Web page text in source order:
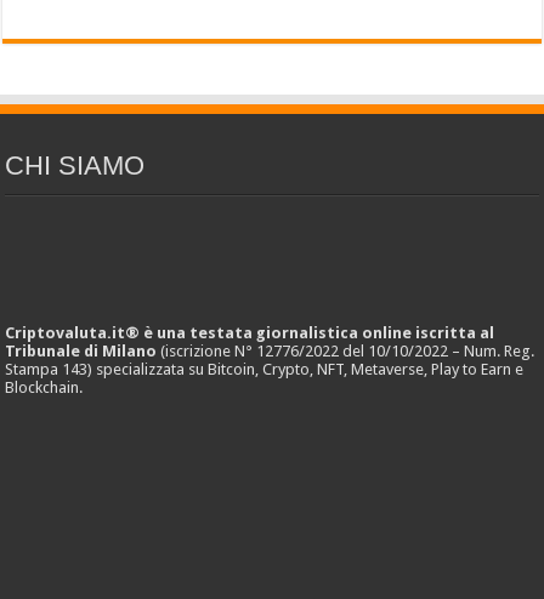
CHI SIAMO
Criptovaluta.it® è una testata giornalistica online iscritta al
Tribunale di Milano (iscrizione N° 12776/2022 del 10/10/2022 – Num. Reg.
Stampa 143) specializzata su Bitcoin, Crypto, NFT, Metaverse, Play to Earn e
Blockchain.